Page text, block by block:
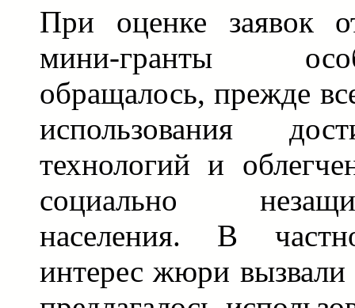
При оценке заявок
мини-гранты
обращалось, прежде
использования
технологий и
социально
населения. В
интерес жюри